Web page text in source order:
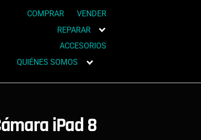
COMPRAR
VENDER
REPARAR
ACCESORIOS
QUIÉNES SOMOS
iPad 8